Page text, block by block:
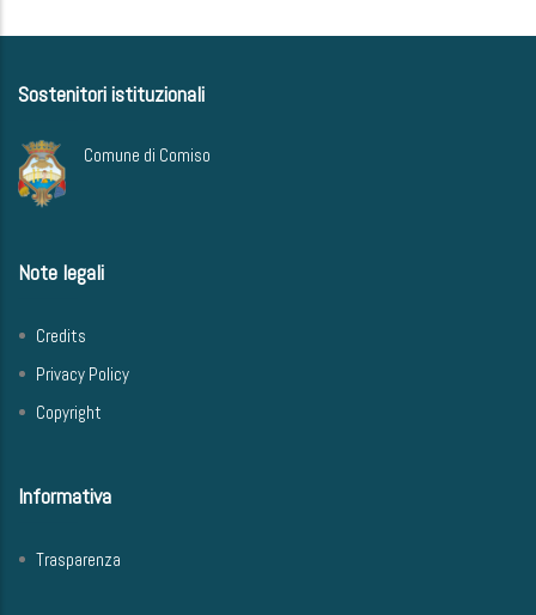
Sostenitori istituzionali
Comune di Comiso
Note legali
Credits
Privacy Policy
Copyright
Informativa
Trasparenza